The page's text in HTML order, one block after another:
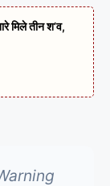
मिले तीन श’व,